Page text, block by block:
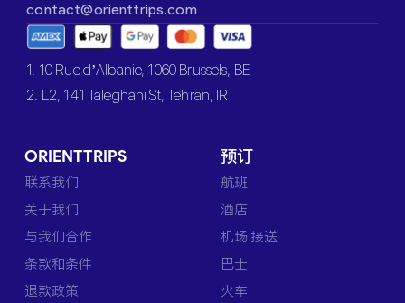
contact@orienttrips.com
1. 10 Rue d’Albanie, 1060 Brussels, BE
2. L2, 141 Taleghani St, Tehran, IR
ORIENTTRIPS
联系我们
关于我们
与我们合作
条款和条件
退款政策
预订
航班
酒店
机场 接送
巴士
火车